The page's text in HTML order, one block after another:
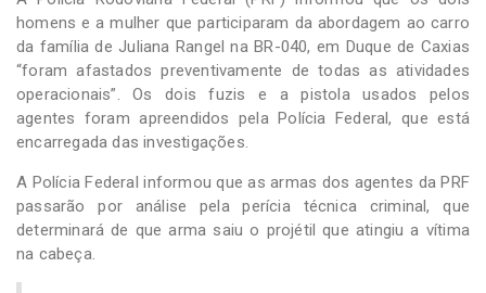
homens e a mulher que participaram da abordagem ao carro
da família de Juliana Rangel na BR-040, em Duque de Caxias
“foram afastados preventivamente de todas as atividades
operacionais”. Os dois fuzis e a pistola usados pelos
agentes foram apreendidos pela Polícia Federal, que está
encarregada das investigações.
A Polícia Federal informou que as armas dos agentes da PRF
passarão por análise pela perícia técnica criminal, que
determinará de que arma saiu o projétil que atingiu a vítima
na cabeça.